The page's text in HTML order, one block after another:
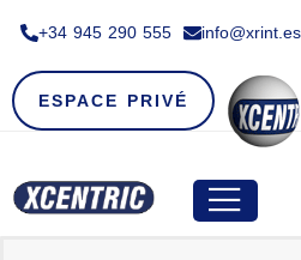
+34 945 290 555​ info@xrint.es
ESPACE PRIVÉ